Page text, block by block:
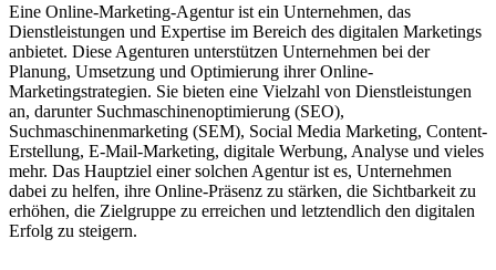
Eine Online-Marketing-Agentur ist ein Unternehmen, das
Dienstleistungen und Expertise im Bereich des digitalen Marketings
anbietet. Diese Agenturen unterstützen Unternehmen bei der
Planung, Umsetzung und Optimierung ihrer Online-
Marketingstrategien. Sie bieten eine Vielzahl von Dienstleistungen
an, darunter Suchmaschinenoptimierung (SEO),
Suchmaschinenmarketing (SEM), Social Media Marketing, Content-
Erstellung, E-Mail-Marketing, digitale Werbung, Analyse und vieles
mehr. Das Hauptziel einer solchen Agentur ist es, Unternehmen
dabei zu helfen, ihre Online-Präsenz zu stärken, die Sichtbarkeit zu
erhöhen, die Zielgruppe zu erreichen und letztendlich den digitalen
Erfolg zu steigern.